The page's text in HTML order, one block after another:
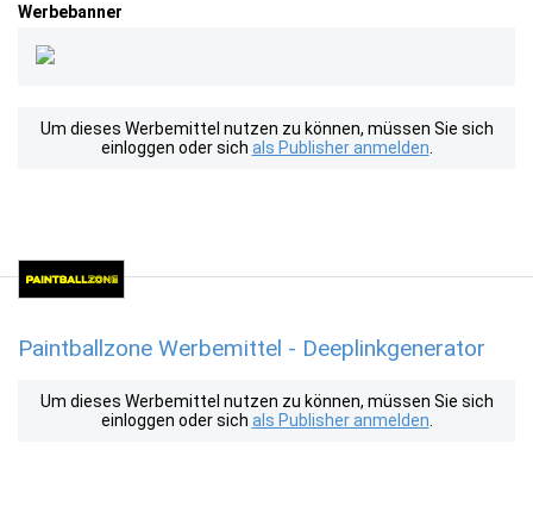
Werbebanner
Um dieses Werbemittel nutzen zu können, müssen Sie sich
einloggen oder sich als Publisher anmelden
Paintballzone Werbemittel - Deeplinkgenerator
Um dieses Werbemittel nutzen zu können, müssen Sie sich
einloggen oder sich als Publisher anmelden